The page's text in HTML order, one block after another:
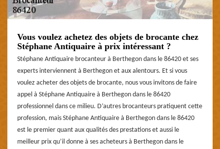
Vous voulez achetez des objets de brocante chez
Stéphane Antiquaire à prix intéressant ?
Stéphane Antiquaire brocanteur à Berthegon dans le 86420 et ses
experts interviennent à Berthegon et aux alentours. Et si vous
voulez acheter des objets de brocante, nous vous invitons de faire
appel à Stéphane Antiquaire à Berthegon dans le 86420
professionnel dans ce milieu. D’autres brocanteurs pratiquent cette
profession, mais Stéphane Antiquaire à Berthegon dans le 86420
est le premier quant aux qualités des prestations et aussi le
meilleur prix qu’il donne à ses acheteurs à Berthegon dans le